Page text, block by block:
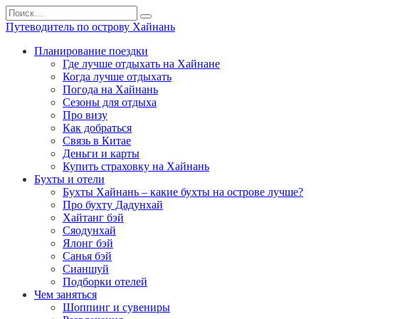
Перейти
к
содержанию
Search
for:
Путеводитель по острову Хайнань
Планирование поездки
Где лучше отдыхать на Хайнане
Когда лучше отдыхать
Погода на Хайнань
Сезоны для отдыха
Про визу
Как добраться
Связь в Китае
Деньги и карты
Купить страховку на Хайнань
Бухты и отели
Бухты Хайнань – какие бухты на острове лучше?
Про бухту Дадунхай
Хайтанг бэй
Сяодунхай
Ялонг бэй
Санья бэй
Сианшуй
Подборки отелей
Чем заняться
Шоппинг и сувениры